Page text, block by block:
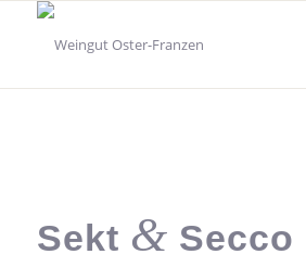
Sekt & Secco